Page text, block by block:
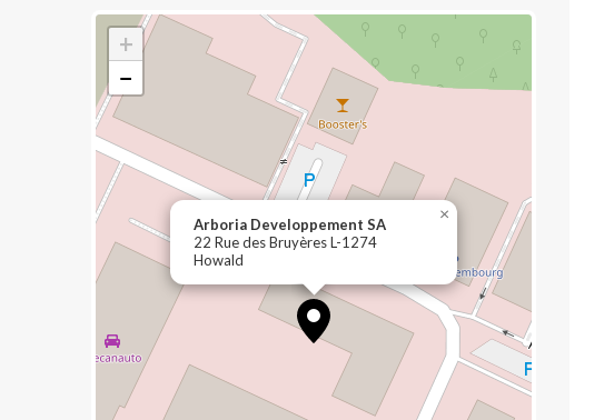
Arboria Developpement SA
22 Rue des Bruyères L-1274
Howald
×
+
−